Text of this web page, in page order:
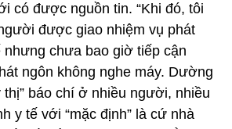
có được nguồn tin. “Khi đó, tôi
được giao nhiệm vụ phát
nhưng chưa bao giờ tiếp cận
ngôn không nghe máy. Dường
thị” báo chí ở nhiều người, nhiều
y tế với “mặc định” là cứ nhà